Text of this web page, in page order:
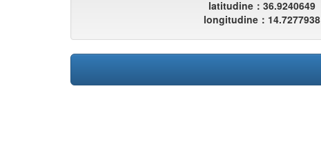
latitudine：36.9240649
longitudine：14.7277938